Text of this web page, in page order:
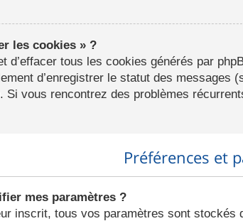
les cookies » ?
d’effacer tous les cookies générés par
d’enregistrer le statut des
Si vous rencontrez des problèmes
Préférences et
mes paramètres ?
inscrit, tous vos paramètres sont stockés